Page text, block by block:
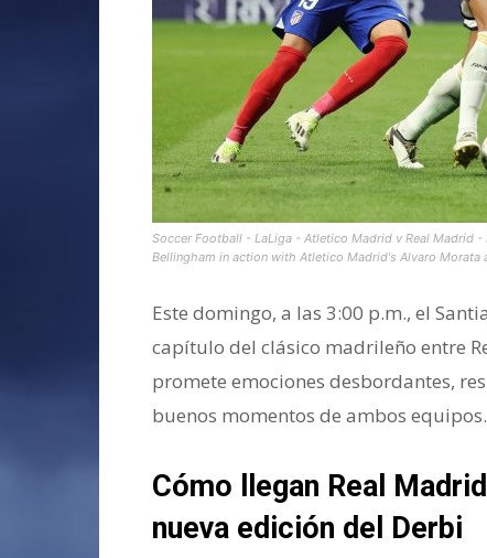
Soccer Football - LaLiga - Atletico Madrid v Real Madrid
Bellingham in action with Atletico Madrid's Alvaro Morata
Este domingo, a las 3:00 p.m., el
capítulo del clásico madrileño entre
promete emociones desbordantes,
buenos momentos de ambos equipos.
Cómo llegan Real
nueva edición del Derbi